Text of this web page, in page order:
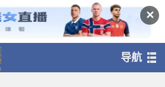
✕
导航